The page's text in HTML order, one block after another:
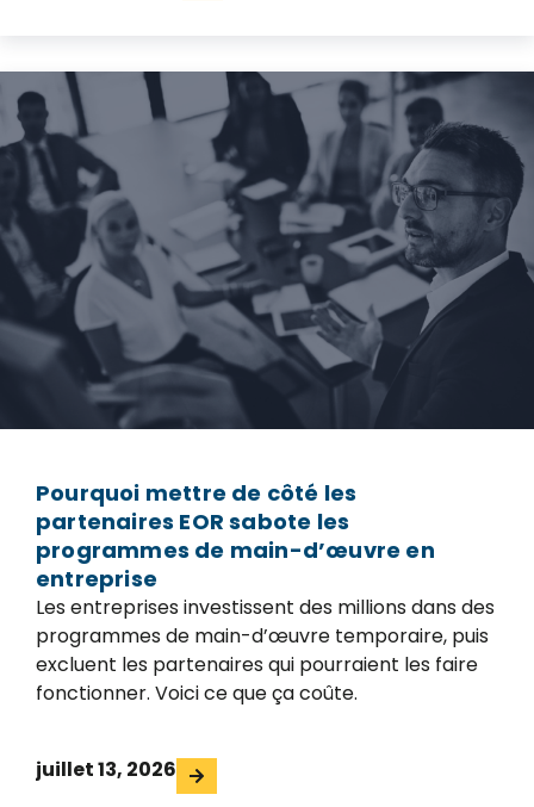
Pourquoi mettre de côté les
partenaires EOR sabote les
programmes de main-d’œuvre en
entreprise
Les entreprises investissent des millions dans des
programmes de main-d’œuvre temporaire, puis
excluent les partenaires qui pourraient les faire
fonctionner. Voici ce que ça coûte.
juillet 13, 2026